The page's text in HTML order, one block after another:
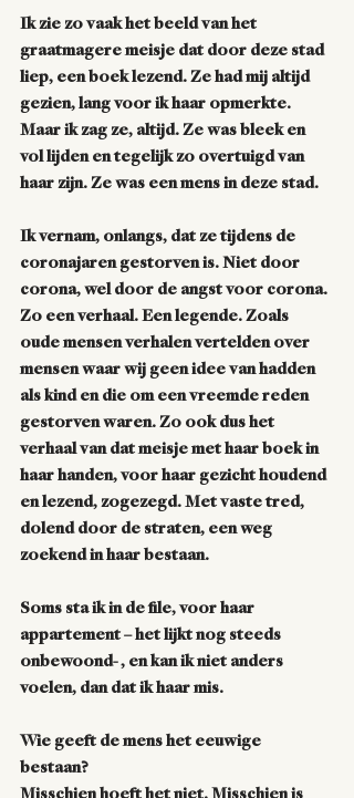
Ik zie zo vaak het beeld van het
graatmagere meisje dat door deze stad
liep, een boek lezend. Ze had mij altijd
gezien, lang voor ik haar opmerkte.
Maar ik zag ze, altijd. Ze was bleek en
vol lijden en tegelijk zo overtuigd van
haar zijn. Ze was een mens in deze stad.
Ik vernam, onlangs, dat ze tijdens de
coronajaren gestorven is. Niet door
corona, wel door de angst voor corona.
Zo een verhaal. Een legende. Zoals
oude mensen verhalen vertelden over
mensen waar wij geen idee van hadden
als kind en die om een vreemde reden
gestorven waren. Zo ook dus het
verhaal van dat meisje met haar boek in
haar handen, voor haar gezicht houdend
en lezend, zogezegd. Met vaste tred,
dolend door de straten, een weg
zoekend in haar bestaan.
Soms sta ik in de file, voor haar
appartement – het lijkt nog steeds
onbewoond- , en kan ik niet anders
voelen, dan dat ik haar mis.
Wie geeft de mens het eeuwige
bestaan?